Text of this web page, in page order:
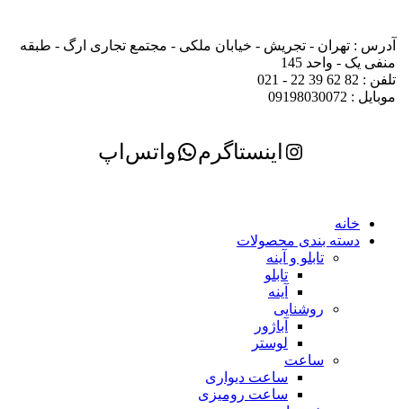
آدرس : تهران - تجریش - خیابان ملکی - مجتمع تجاری ارگ - طبقه
منفی یک - واحد 145
تلفن : 82 62 39 22 - 021
موبایل : 09198030072
اینستاگرم واتس‌اپ
خانه
دسته بندی محصولات
تابلو و آینه
تابلو
آینه
روشنایی
آباژور
لوستر
ساعت
ساعت دیواری
ساعت رومیزی